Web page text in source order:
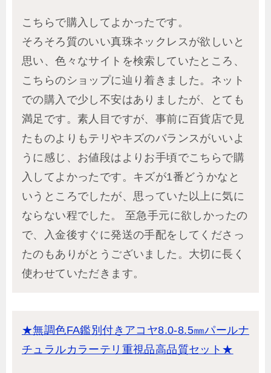
こちらで購入してよかったです。
そろそろ質のいい真珠ネックレスが欲しいと
思い、色々なサイトを検索していたところ、
こちらのショップに辿り着きました。ネット
での購入で少し不安はありましたが、とても
満足です。素人目ですが、事前に百貨店で見
たものよりもテリやキズのバランスがいいよ
うに感じ、お値段はよりお手頃でこちらで購
入してよかったです。キズが1番どうかなと
いうところでしたが、思っていた以上に気に
ならない程でした。 至急手元に欲しかったの
で、入金後すぐに発送の手配をしてくださっ
たのもありがとうございました。大切に長く
使わせていただきます。
★無調色FA鑑別付きアコヤ8.0-8.5㎜パールナ
チュラルカラーテリ重視品高品質セット★